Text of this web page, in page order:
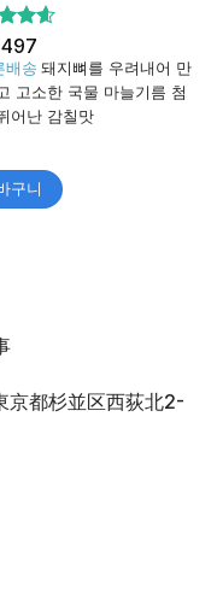
서
평
배송 돼지뼈를 우려내어 만
고소한 국물 마늘기름 첨
어난 감칠맛
구니
都杉並区西荻北2-